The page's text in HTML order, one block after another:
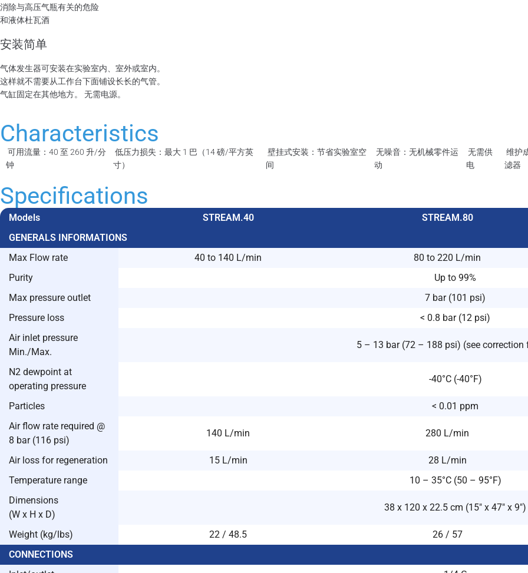
消除与高压气瓶有关的危险
和液体杜瓦酒
安装简单
气体发生器可安装在实验室内、室外或室内。
这样就不需要从工作台下面铺设长长的气管。
气缸固定在其他地方。 无需电源。
Characteristics
可用流量：40 至 260 升/分
钟
低压力损失：最大 1 巴（14 磅/平方英
寸）
壁挂式安装：节省实验室空
间
无噪音：无机械零件运
动
无需供
电
维护
滤器
Specifications
Models STREAM.40 STREAM.80
GENERALS INFORMATIONS
Max Flow rate
40 to 140 L/min 80 to 220 L/min
Purity
Up to 99%
Max pressure outlet
7 bar (101 psi)
Pressure loss
< 0.8 bar (12 psi)
Air inlet pressure
Min./Max.
5 – 13 bar (72 – 188 psi) (see correction
N2 dewpoint at
operating pressure
-40°C (-40°F)
Particles
< 0.01 ppm
Air flow rate required @
8 bar (116 psi)
140 L/min 280 L/min
Air loss for regeneration 15 L/min 28 L/min
Temperature range
10 – 35°C (50 – 95°F)
Dimensions
(W x H x D)
38 x 120 x 22.5 cm (15″ x 47″ x 9″)
Weight (kg/lbs) 22 / 48.5 26 / 57
CONNECTIONS